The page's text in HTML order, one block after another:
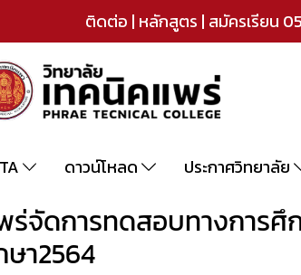
ติดต่อ | หลักสูตร | สมัครเรียน
ดาวน์โหลด ประกาศวิทยาลัย
จัดการทดสอบทางการศึ
า2564